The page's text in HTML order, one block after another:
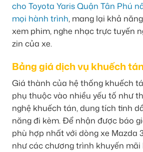
cho Toyota Yaris Quận Tân Phú
mọi hành trình, mang lại khả
xem phim, nghe nhạc trực tuyến
zin của xe.
Bảng giá dịch vụ khuếch
Giá thành của hệ thống khuếch
phụ thuộc vào nhiều yếu tố như
nghệ khuếch tán, dung tích tinh
năng đi kèm. Để nhận được báo
phù hợp nhất với dòng xe Mazda
như các chương trình khuyến mãi